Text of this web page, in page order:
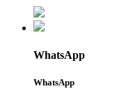
WhatsApp
WhatsApp